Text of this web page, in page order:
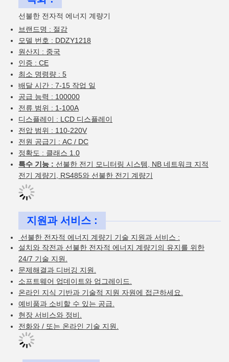
선불한 전자적 에너지 계량기
브랜드명 : 절감
모델 번호 : DDZY1218
원산지 : 중국
인증 : CE
최소 명령량 : 5
배달 시간 : 7-15 작업 일
공급 능력 : 100000
전류 범위 : 1-100A
디스플레이 : LCD 디스플레이
전압 범위 : 110-220V
전원 공급기 : AC / DC
정확도 : 클래스 1.0
특수 기능 : 선불한 전기 모니터링 시스템, NB 네트워크 지적
전기 계량기, RS485와 선불한 전기 계량기
지원과 서비스 :
선불한 전자적 에너지 계량기 기술 지원과 서비스 :
설치와 작전과 선불한 전자적 에너지 계량기의 유지를 위한
24/7 기술 지원.
문제해결과 디버깅 지원.
소프트웨어 업데이트와 업그레이드.
온라인 지식 기반과 기술적 지원 자원에 접근하세요.
예비품과 소비할 수 있는 공급.
현장 서비스와 정비.
전화와 / 또는 온라인 기술 지원.